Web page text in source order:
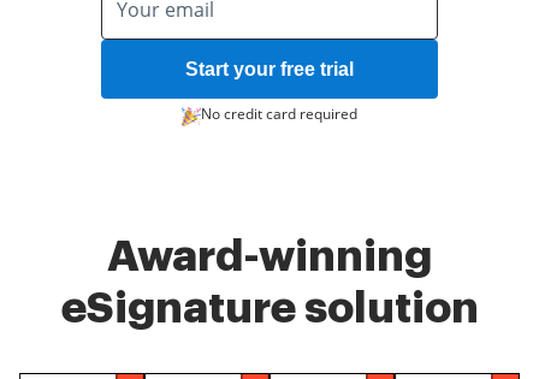
Start your free trial
No credit card required
Award-winning
eSignature solution